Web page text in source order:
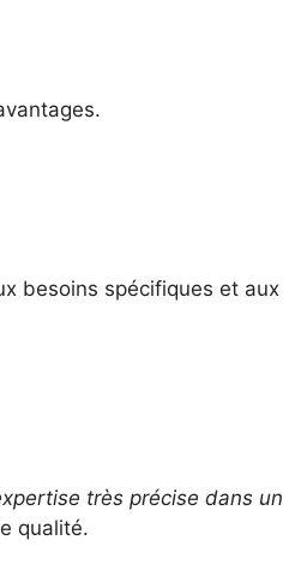
besoins spécifiques et aux
très précise dans un
qualité.